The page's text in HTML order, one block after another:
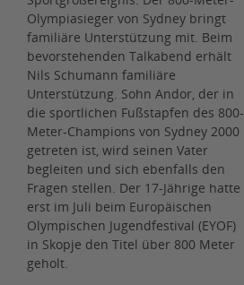
Olympiasieger von Sydney bringt
familiäre Unterstützung mit. Beim
bevorstehenden Talkabend erhält
Nils Schumann familiäre
Unterstützung. Sohn Andor, der in
die sportlichen Fußstapfen des 800-
Meter-Champions von Sydney 2000
getreten ist, wird seinen Vater
begleiten und sich ebenfalls den
Fragen stellen. Der 17-Jährige hatte
erst im Juli beim Europäischen
Olympischen Jugendfestival (EYOF)
in Skopje den Titel über 800 Meter
geholt.